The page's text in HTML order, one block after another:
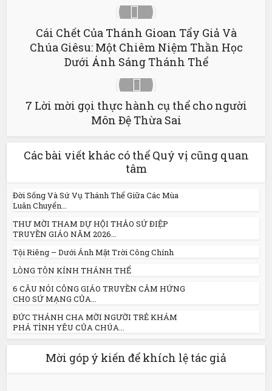
Cái Chết Của Thánh Gioan Tẩy Giả Và
Chúa Giêsu: Một Chiêm Niệm Thần Học
Dưới Ánh Sáng Thánh Thể
7 Lời mời gọi thực hành cụ thể cho người
Môn Đệ Thừa Sai
Các bài viết khác có thể Quý vị cũng quan
tâm
Đời Sống Và Sứ Vụ Thánh Thể Giữa Các Mùa
Luân Chuyển...
THƯ MỜI THAM DỰ HỘI THẢO SỨ ĐIỆP
TRUYỀN GIÁO NĂM 2026...
Tội Riêng – Dưới Ánh Mặt Trời Công Chính
LÒNG TÔN KÍNH THÁNH THỂ
6 CÂU NÓI CÔNG GIÁO TRUYỀN CẢM HỨNG
CHO SỨ MẠNG CỦA...
ĐỨC THÁNH CHA MỜI NGƯỜI TRẺ KHÁM
PHÁ TÌNH YÊU CỦA CHÚA...
Mời góp ý kiến để khích lệ tác giả